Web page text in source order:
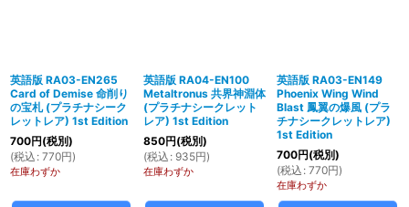
英語版 RA03-EN265
Card of Demise 命削り
の宝札 (プラチナシーク
レットレア) 1st Edition
700円(税別)
(税込 : 770円)
在庫わずか
英語版 RA04-EN100
Metaltronus 共界神淵体
(プラチナシークレット
レア) 1st Edition
850円(税別)
(税込 : 935円)
在庫わずか
英語版 RA03-EN149
Phoenix Wing Wind
Blast 鳳翼の爆風 (プラ
チナシークレットレア)
1st Edition
700円(税別)
(税込 : 770円)
在庫わずか